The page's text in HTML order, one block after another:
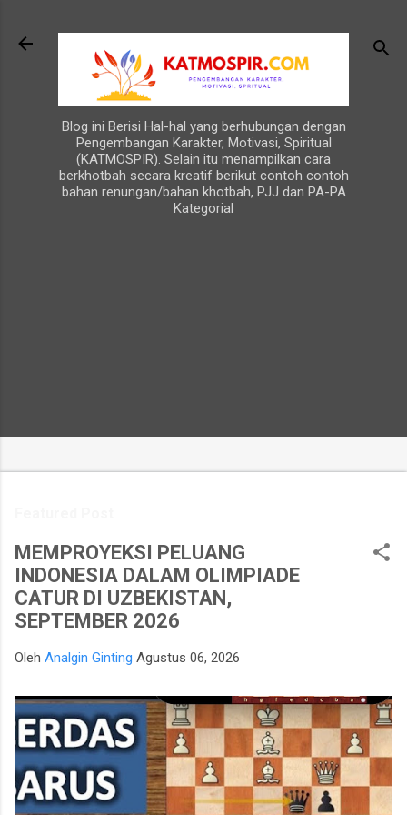
Blog ini Berisi Hal-hal yang berhubungan dengan
Pengembangan Karakter, Motivasi, Spiritual
(KATMOSPIR). Selain itu menampilkan cara
berkhotbah secara kreatif berikut contoh contoh
bahan renungan/bahan khotbah, PJJ dan PA-PA
Kategorial
MEMPROYEKSI PELUANG
INDONESIA DALAM OLIMPIADE
CATUR DI UZBEKISTAN,
SEPTEMBER 2026
Oleh Analgin Ginting Agustus 06, 2026